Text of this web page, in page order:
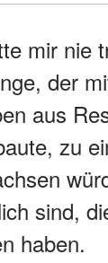
mir nie
der
aus
zu
sind,
haben.